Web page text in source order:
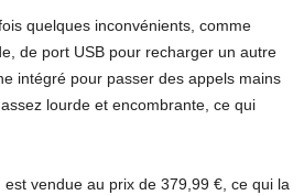
quelques inconvénients, comme
de port USB pour recharger un autre
intégré pour passer des appels mains
lourde et encombrante, ce qui
est vendue au prix de 379,99 €, ce qui la